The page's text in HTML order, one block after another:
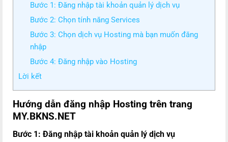
Bước 1: Đăng nhập tài khoản quản lý dịch vụ
Bước 2: Chọn tính năng Services
Bước 3: Chọn dịch vụ Hosting mà bạn muốn đăng
nhập
Bước 4: Đăng nhập vào Hosting
Lời kết
Hướng dẫn đăng nhập Hosting trên trang
MY.BKNS.NET
Bước 1: Đăng nhập tài khoản quản lý dịch vụ